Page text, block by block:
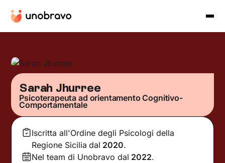
Sarah Jhurree
Psicoterapeuta ad orientamento Cognitivo-
Comportamentale
Iscritta all'Ordine degli Psicologi della
Regione Sicilia dal 2020.
Nel team di Unobravo dal 2022.